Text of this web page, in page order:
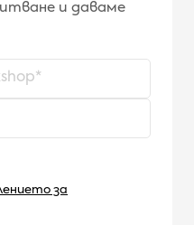
и даваме
за